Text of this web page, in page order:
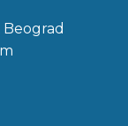
Beograd